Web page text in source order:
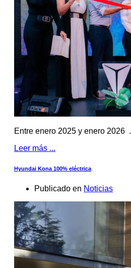
Entre enero 2025 y enero 2026 .
Leer más ...
Hyundai Kona 100% eléctrica
Publicado en Noticias